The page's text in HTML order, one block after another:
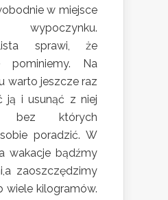
w miejsce
lista sprawi, że
pominiemy. Na
warto jeszcze raz
ją i usunąć z niej
bez których
poradzić. W
wakacje bądźmy
zaoszczędzimy
wiele kilogramów.